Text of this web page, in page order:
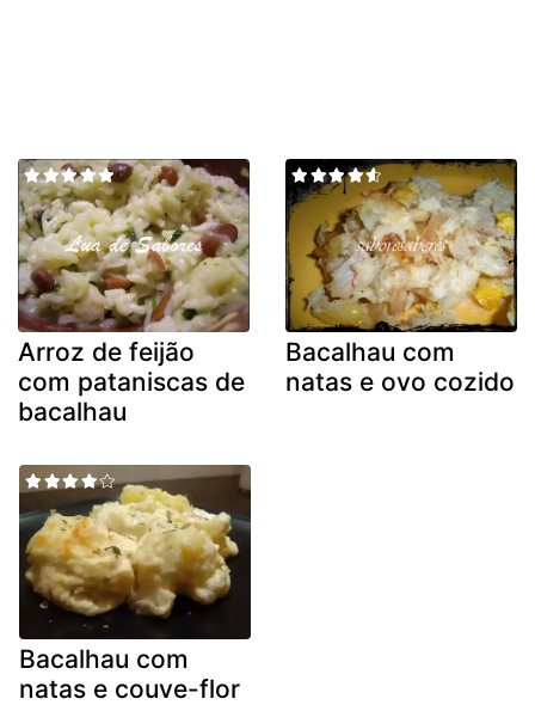
Arroz de feijão
com pataniscas de
bacalhau
Bacalhau com
natas e ovo cozido
Bacalhau com
natas e couve-flor